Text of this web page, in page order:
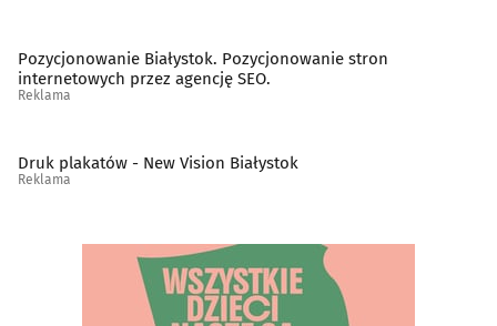
Pozycjonowanie Białystok. Pozycjonowanie stron
internetowych przez agencję SEO.
Reklama
Druk plakatów - New Vision Białystok
Reklama